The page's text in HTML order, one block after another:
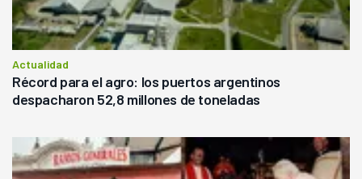
Actualidad
Récord para el agro: los puertos argentinos
despacharon 52,8 millones de toneladas